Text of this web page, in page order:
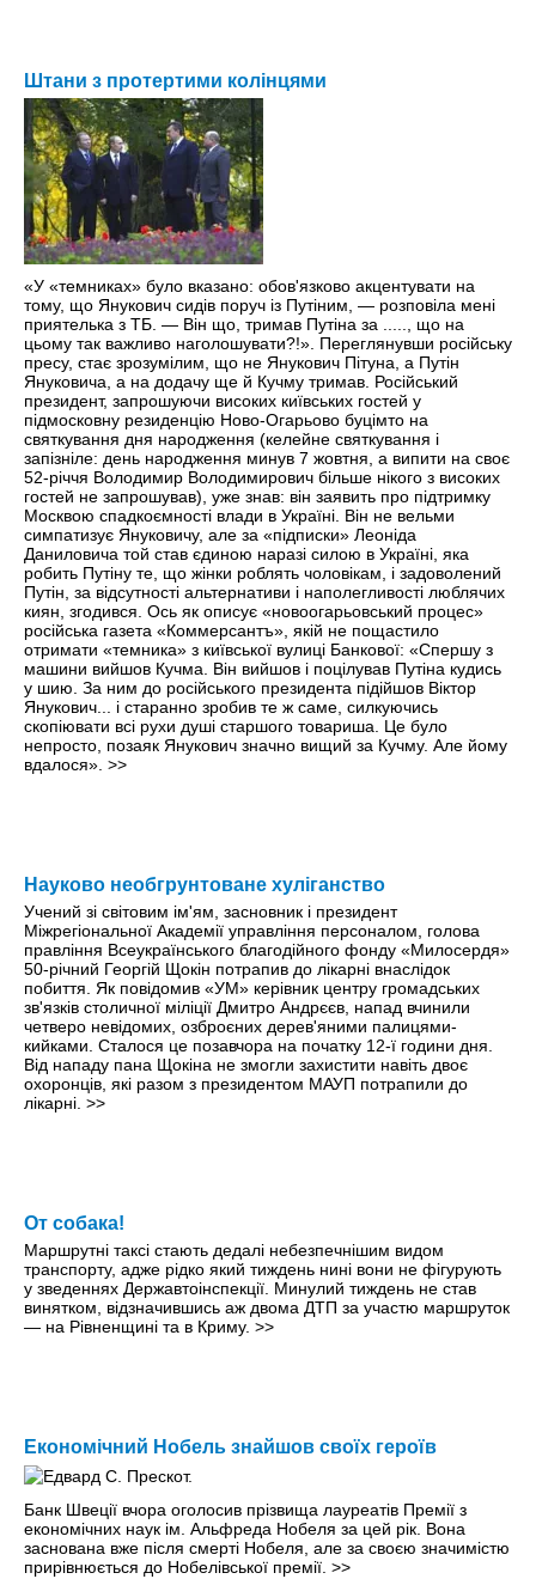
Штани з протертими колінцями
«У «темниках» було вказано: обов'язково акцентувати на
тому, що Янукович сидів поруч iз Путіним, — розповіла мені
приятелька з ТБ. — Він що, тримав Путіна за ....., що на
цьому так важливо наголошувати?!». Переглянувши російську
пресу, стає зрозумілим, що не Янукович Пітуна, а Путін
Януковича, а на додачу ще й Кучму тримав. Російський
президент, запрошуючи високих київських гостей у
підмосковну резиденцію Ново-Огарьово буцімто на
святкування дня народження (келейне святкування і
запізніле: день народження минув 7 жовтня, а випити на своє
52-річчя Володимир Володимирович більше нікого з високих
гостей не запрошував), уже знав: він заявить про підтримку
Москвою спадкоємності влади в Україні. Він не вельми
симпатизує Януковичу, але за «підписки» Леоніда
Даниловича той став єдиною наразі силою в Україні, яка
робить Путіну те, що жінки роблять чоловікам, і задоволений
Путін, за відсутності альтернативи і наполегливості люблячих
киян, згодився. Ось як описує «новоогарьовський процес»
російська газета «Коммерсантъ», якій не пощастило
отримати «темника» з київської вулиці Банкової: «Спершу з
машини вийшов Кучма. Він вийшов і поцілував Путіна кудись
у шию. За ним до російського президента підійшов Віктор
Янукович... і старанно зробив те ж саме, силкуючись
скопіювати всі рухи душі старшого товариша. Це було
непросто, позаяк Янукович значно вищий за Кучму. Але йому
вдалося». >>
Науково необгрунтоване хуліганство
Учений зі світовим ім'ям, засновник і президент
Міжрегіональної Академії управління персоналом, голова
правління Всеукраїнського благодійного фонду «Милосердя»
50-річний Георгій Щокін потрапив до лікарні внаслідок
побиття. Як повідомив «УМ» керівник центру громадських
зв'язків столичної міліції Дмитро Андрєєв, напад вчинили
четверо невідомих, озброєних дерев'яними палицями-
кийками. Сталося це позавчора на початку 12-ї години дня.
Від нападу пана Щокіна не змогли захистити навіть двоє
охоронців, які разом з президентом МАУП потрапили до
лікарні. >>
От собака!
Маршрутні таксі стають дедалі небезпечнішим видом
транспорту, адже рідко який тиждень нині вони не фігурують
у зведеннях Державтоінспекції. Минулий тиждень не став
винятком, відзначившись аж двома ДТП за участю маршруток
— на Рівненщині та в Криму. >>
Економічний Нобель знайшов своїх героїв
Банк Швеції вчора оголосив прізвища лауреатів Премії з
економічних наук ім. Альфреда Нобеля за цей рік. Вона
заснована вже після смерті Нобеля, але за своєю значимістю
прирівнюється до Нобелівської премії. >>